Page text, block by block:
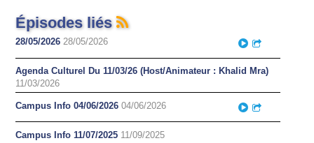
Épisodes liés
28/05/2026 28/05/2026 Play
Agenda Culturel Du 11/03/26 (Host/Animateur : Khalid Mra)
11/03/2026
Campus Info 04/06/2026 04/06/2026 Play
Campus Info 11/07/2025 11/09/2025